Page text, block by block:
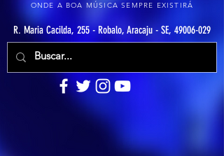
ONDE A BOA MÚSICA SEMPRE EXISTIRÁ
R. Maria Cacilda, 255 - Robalo, Aracaju - SE, 49006-029